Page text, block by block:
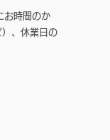
お時間のか
）、休業日の